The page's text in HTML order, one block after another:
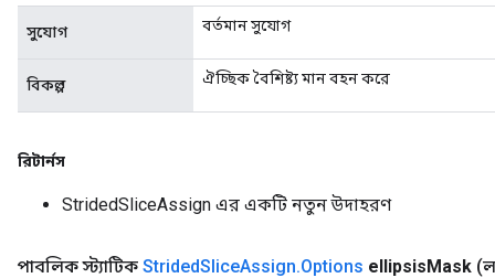
সুযোগ বর্তমান সুযোগ
বিকল্প ঐচ্ছিক বৈশিষ্ট্য মান বহন করে
রিটার্নস
StridedSliceAssign এর একটি নতুন উদাহরণ
পাবলিক স্ট্যাটিক StridedSliceAssign.Options ellipsisMask